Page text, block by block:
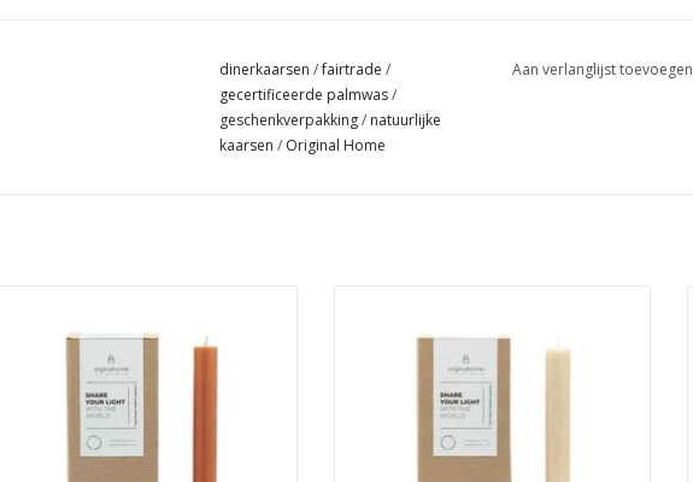
dinerkaarsen /fairtrade /
gecertificeerde palmwas/
geschenkverpakking/ natuurlijke
kaarsen / Original Home
Aan verlanglijst toevoegen
met kokoswas in een speciale
geschenkverpakking
TOEVOEGEN AAN WINKELWAGEN
met kokoswas in een speciale
geschenkverpakking